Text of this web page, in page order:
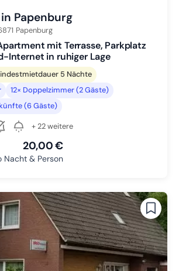
Papenburg
Papenburg
mit Terrasse, Parkplatz
Internet in ruhiger Lage
5 Nächte
12× Doppelzimmer (2 Gäste)
(6 Gäste)
+ 22 weitere
20,00 €
Nacht & Person